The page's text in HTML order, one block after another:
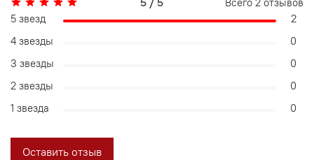
5 звезд
2
4 звезды
0
3 звезды
0
2 звезды
0
1 звезда
0
Оставить отзыв